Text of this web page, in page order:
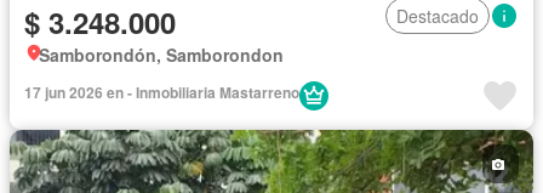
$ 3.248.000
Destacado
Samborondón, Samborondon
17 jun 2026 en - Inmobiliaria Mastarreno